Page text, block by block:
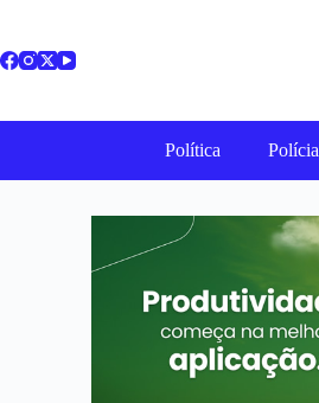
Política Polícia